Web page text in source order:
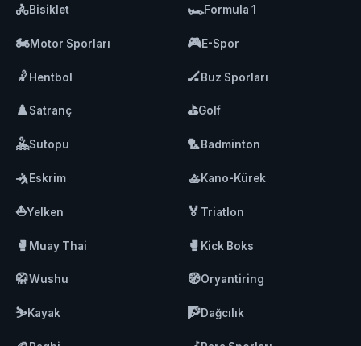
🚴Bisiklet 🏎️Formula 1
🏍️Motor Sporları 🎮E-Spor
🤾 Hentbol 🏒Buz Sporları
♟️Satranç ⛳Golf
🤽Sutopu 🏸Badminton
🤺Eskrim 🚣Kano-Kürek
⛵Yelken 🏅 Triatlon
🥊 Muay Thai 🥊 Kick Boks
🥋Wushu 🧭Oryantiring
⛷️Kayak 🧗Dağcılık